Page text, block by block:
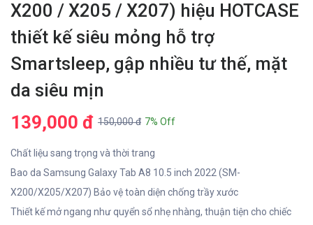
X200 / X205 / X207) hiệu HOTCASE
thiết kế siêu mỏng hỗ trợ
Smartsleep, gập nhiều tư thế, mặt
da siêu mịn
139,000 đ 150,000 đ 7% Off
Chất liệu sang trọng và thời trang
Bao da Samsung Galaxy Tab A8 10.5 inch 2022 (SM-
X200/X205/X207) Bảo vệ toàn diện chống trầy xước
Thiết kế mở ngang như quyển sổ nhẹ nhàng, thuận tiện cho chiếc